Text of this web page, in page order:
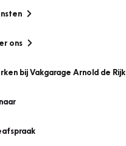
ons
bij Vakgarage Arnold de Rijk